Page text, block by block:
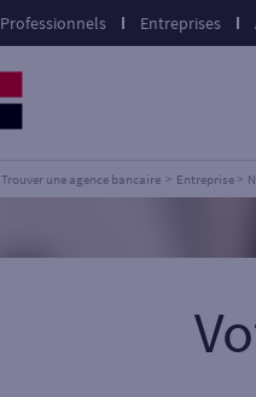
Professionnels Entreprises
Trouver une agence bancaire Entreprise